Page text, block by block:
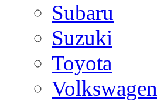
Subaru
Suzuki
Toyota
Volkswagen